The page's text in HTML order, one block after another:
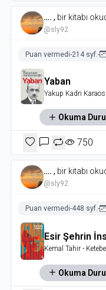
…. , bir kitabı
@sly92
Puan vermedi-214 syf. -
Yaban
Yakup Kadri
Okuma
750
…. , bir kitabı
@sly92
Puan vermedi-448 syf.-
Esir Şehrin
Kemal Tahir -
Okuma